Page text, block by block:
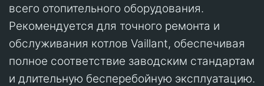
всего отопительного оборудования.
Рекомендуется для точного ремонта и
обслуживания котлов Vaillant, обеспечивая
полное соответствие заводским стандартам
и длительную бесперебойную эксплуатацию.